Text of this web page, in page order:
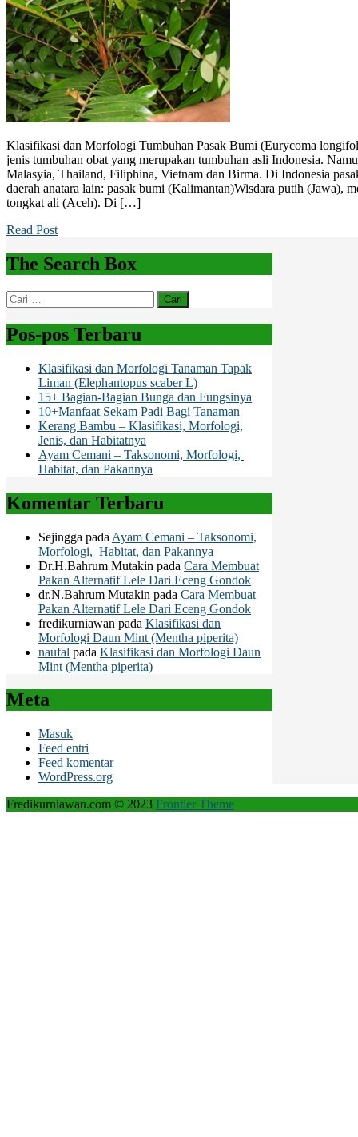
Klasifikasi dan Morfologi Tumbuhan Pasak Bumi (Eurycoma
jenis tumbuhan obat yang merupakan tumbuhan asli Indonesia.
Malasyia, Thailand, Filiphina, Vietnam dan Birma. Di Indonesia
daerah anatara lain: pasak bumi (Kalimantan)Wisdara putih (Jawa),
tongkat ali (Aceh). Di […]
Read Post
The Search Box
Cari
untuk:
Pos-pos Terbaru
Klasifikasi dan Morfologi Tanaman Tapak
Liman (Elephantopus scaber L)
15+ Bagian-Bagian Bunga dan Fungsinya
10+Manfaat Sekam Padi Bagi Tanaman
Kerang Bambu – Klasifikasi, Morfologi,
Jenis, dan Habitatnya
Ayam Cemani – Taksonomi, Morfologi,
Habitat, dan Pakannya
Komentar Terbaru
Sejingga pada Ayam Cemani – Taksonomi,
Morfologi, Habitat, dan Pakannya
Dr.H.Bahrum Mutakin pada Cara Membuat
Pakan Alternatif Lele Dari Eceng Gondok
dr.N.Bahrum Mutakin pada Cara Membuat
Pakan Alternatif Lele Dari Eceng Gondok
fredikurniawan pada Klasifikasi dan
Morfologi Daun Mint (Mentha piperita)
naufal pada Klasifikasi dan Morfologi Daun
Mint (Mentha piperita)
Meta
Masuk
Feed entri
Feed komentar
WordPress.org
Fredikurniawan.com © 2023 Frontier Theme